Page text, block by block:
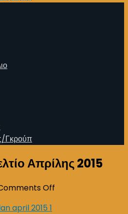
Γκρούπ
Απρίλης 2015
Off
april 2015 1